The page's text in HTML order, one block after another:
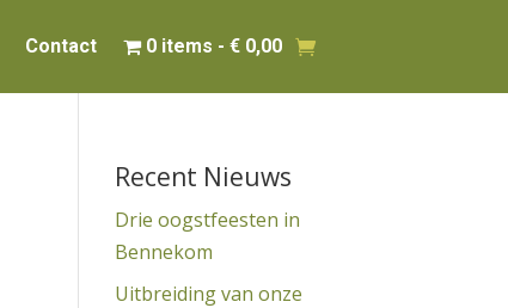
Contact 0 items € 0,00
Recent Nieuws
Drie oogstfeesten in
Bennekom
Uitbreiding van onze